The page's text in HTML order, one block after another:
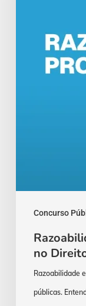
Concurso
no
Razoabilidade
públicas.